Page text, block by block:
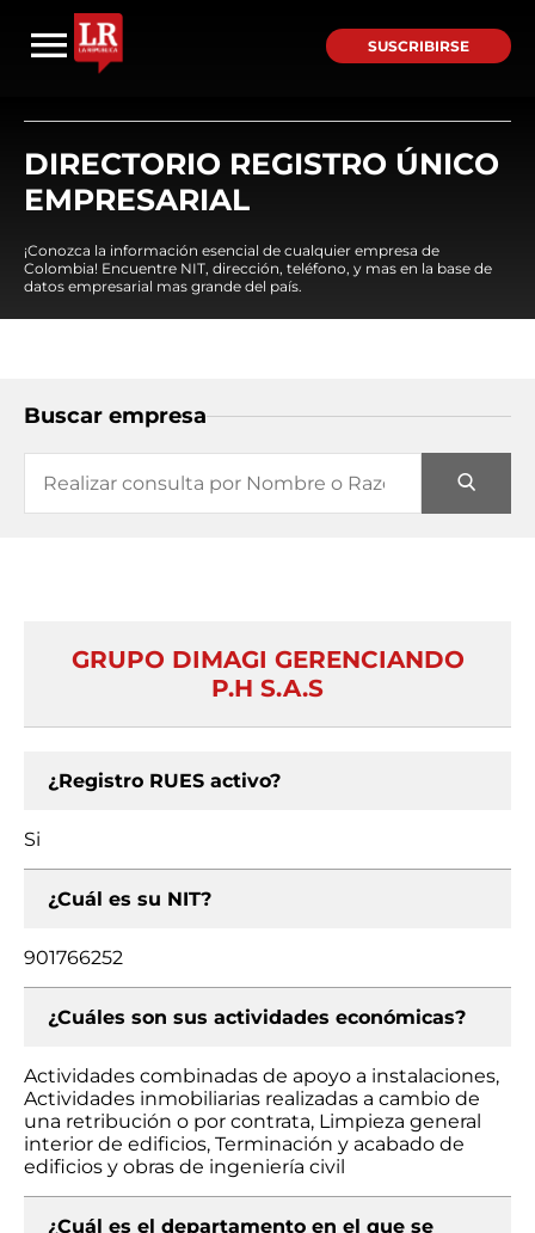
SUSCRIBIRSE
DIRECTORIO REGISTRO ÚNICO
EMPRESARIAL
¡Conozca la información esencial de cualquier empresa de
Colombia! Encuentre NIT, dirección, teléfono, y mas en la base de
datos empresarial mas grande del país.
Buscar empresa
GRUPO DIMAGI GERENCIANDO
P.H S.A.S
¿Registro RUES activo?
Si
¿Cuál es su NIT?
901766252
¿Cuáles son sus actividades económicas?
Actividades combinadas de apoyo a instalaciones,
Actividades inmobiliarias realizadas a cambio de
una retribución o por contrata, Limpieza general
interior de edificios, Terminación y acabado de
edificios y obras de ingeniería civil
¿Cuál es el departamento en el que se